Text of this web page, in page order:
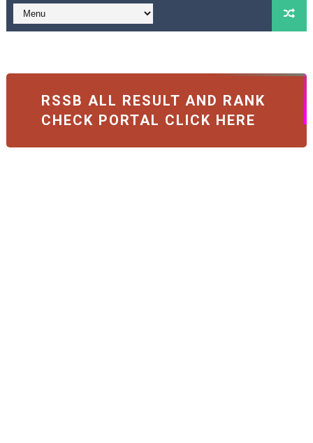
RSSB ALL RESULT AND RANK
CHECK PORTAL CLICK HERE